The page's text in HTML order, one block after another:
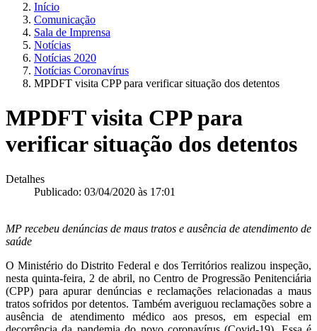
Início
Comunicação
Sala de Imprensa
Notícias
Notícias 2020
Notícias Coronavírus
MPDFT visita CPP para verificar situação dos detentos
MPDFT visita CPP para
verificar situação dos detentos
Detalhes
Publicado: 03/04/2020 às 17:01
MP recebeu denúncias de maus tratos e ausência de atendimento de
saúde
O Ministério do Distrito Federal e dos Territórios realizou inspeção,
nesta quinta-feira, 2 de abril, no Centro de Progressão Penitenciária
(CPP) para apurar denúncias e reclamações relacionadas a maus
tratos sofridos por detentos. Também averiguou reclamações sobre a
ausência de atendimento médico aos presos, em especial em